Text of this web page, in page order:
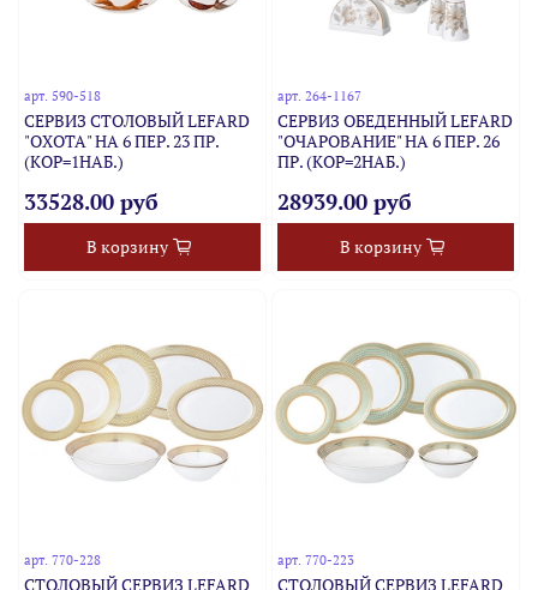
арт.590-518
СЕРВИЗ СТОЛОВЫЙ LEFARD
"ОХОТА" НА 6 ПЕР. 23 ПР.
(КОР=1НАБ.)
33528.00 руб
В корзину
арт. 264-1167
СЕРВИЗ ОБЕДЕННЫЙ LEFARD
"ОЧАРОВАНИЕ" НА 6 ПЕР. 26
ПР. (КОР=2НАБ.)
28939.00 руб
В корзину
арт.770-228
СТОЛОВЫЙ СЕРВИЗ LEFARD
арт. 770-223
СТОЛОВЫЙ СЕРВИЗ LEFARD